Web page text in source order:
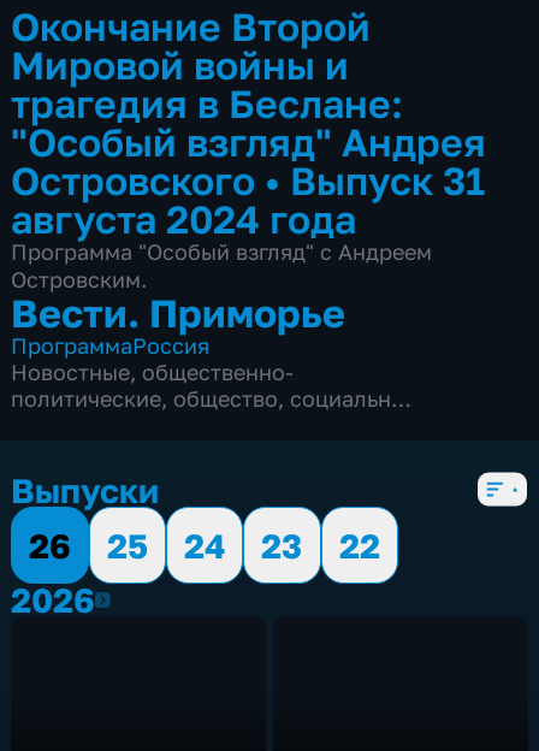
Окончание Второй
Мировой войны и
трагедия в Беслане:
"Особый взгляд" Андрея
Островского • Выпуск 31
августа 2024 года
Программа "Особый взгляд" с Андреем
Островским.
Вести. Приморье
ПрограммаРоссия
Новостные, общественно-
политические, общество, социально-
Выпуски
26
25 24 23
22
20262026